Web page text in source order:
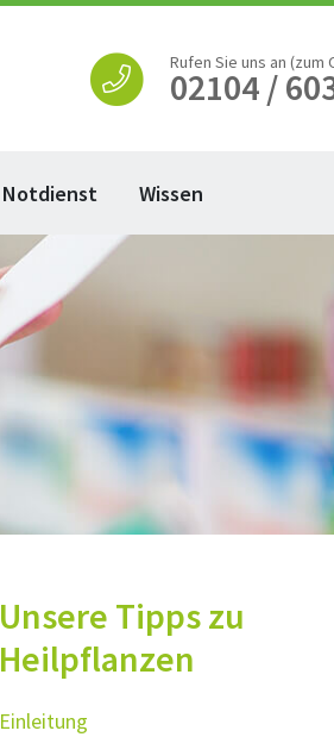
Rufen Sie uns an
02104 /
Notdienst Wissen
Unsere Tipps zu
Heilpflanzen
Einleitung